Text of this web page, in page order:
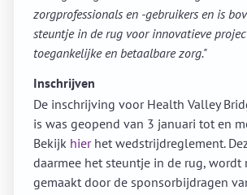
zorgprofessionals en -gebruikers en is
steuntje in de rug voor innovatieve
toegankelijke en betaalbare zorg."
Inschrijven
De inschrijving voor Health Valley
is was geopend van 3 januari tot en
Bekijk hierhet wedstrijdreglement.
daarmee het steuntje in de rug,
gemaakt door de sponsorbijdragen